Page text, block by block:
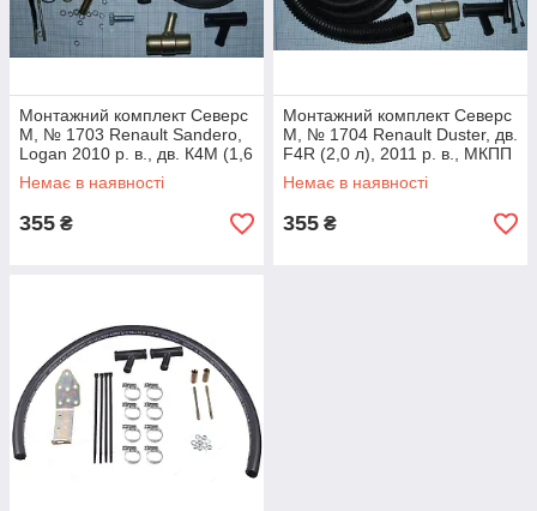
Монтажний комплект Северс
М, № 1703 Renault Sandero,
Logan 2010 р. в., дв. К4М (1,6
л)
Немає в наявності
355 ₴
Монтажний комплект Северс
М, № 1704 Renault Duster, дв.
F4R (2,0 л), 2011 р. в., МКПП
Немає в наявності
355 ₴